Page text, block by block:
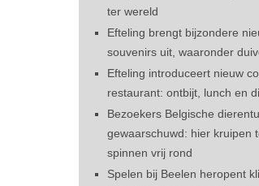
ter wereld
Efteling brengt bijzondere
souvenirs uit, waaronder
Efteling introduceert nieuw
restaurant: ontbijt, lunch en
Bezoekers Belgische
gewaarschuwd: hier kruipen
spinnen vrij rond
Spelen bij Beelen heropent